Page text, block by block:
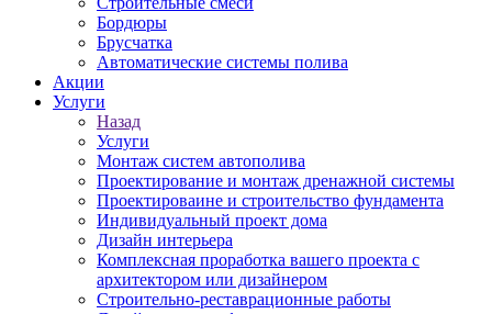
Бордюры
Брусчатка
Автоматические системы полива
Акции
Услуги
Назад
Услуги
Монтаж систем автополива
Проектирование и монтаж дренажной системы
Проектироваине и строительство фундамента
Индивидуальный проект дома
Дизайн интерьера
Комплексная проработка вашего проекта с
архитектором или дизайнером
Строительно-реставрационные работы